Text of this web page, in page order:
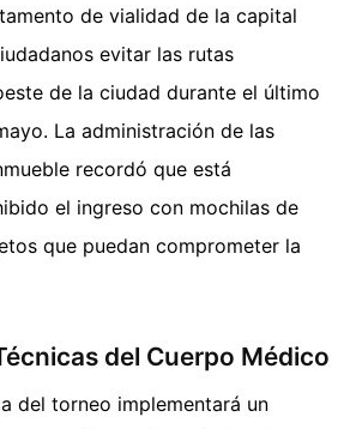
de vialidad de la capital
evitar las rutas
de la ciudad durante el último
La administración de las
recordó que está
el ingreso con mochilas de
que puedan comprometer la
del Cuerpo Médico
del torneo implementará un